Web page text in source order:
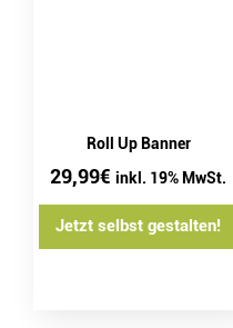
Roll Up Banner
29,99€ inkl. 19% MwSt.
Jetzt selbst gestalten!